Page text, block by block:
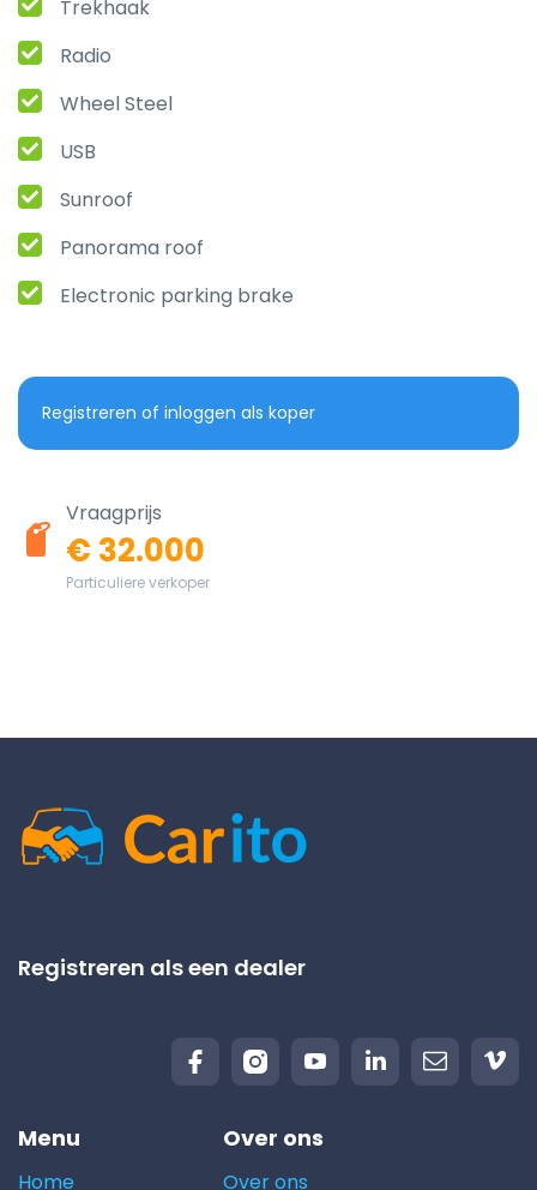
Trekhaak
Radio
Wheel Steel
USB
Sunroof
Panorama roof
Electronic parking brake
Registreren of inloggen als koper
Vraagprijs
€ 32.000
Particuliere verkoper
Registreren als een dealer
Menu
Home
Over ons
Over ons